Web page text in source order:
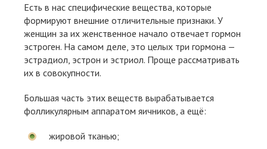
Есть в нас специфические вещества, которые
формируют внешние отличительные признаки. У
женщин за их женственное начало отвечает гормон
эстроген. На самом деле, это целых три гормона —
эстрадиол, эстрон и эстриол. Проще рассматривать
их в совокупности.
Большая часть этих веществ вырабатывается
фолликулярным аппаратом яичников, а ещё:
жировой тканью;